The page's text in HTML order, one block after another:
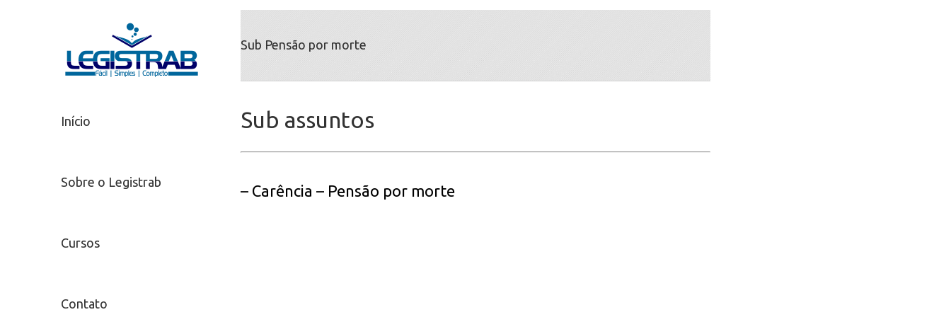
Início
Sobre o Legistrab
Cursos
Contato
Sub Pensão por morte
Sub assuntos
– Carência – Pensão por morte